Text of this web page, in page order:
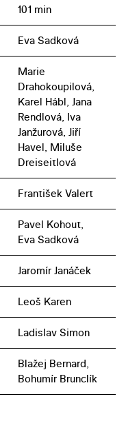
101 min
Eva Sadková
Marie
Drahokoupilová,
Karel Hábl, Jana
Rendlová, Iva
Janžurová, Jiří
Havel, Miluše
Dreiseitlová
František Valert
Pavel Kohout,
Eva Sadková
Jaromír Janáček
Leoš Karen
Ladislav Simon
Blažej Bernard,
Bohumír Brunclík